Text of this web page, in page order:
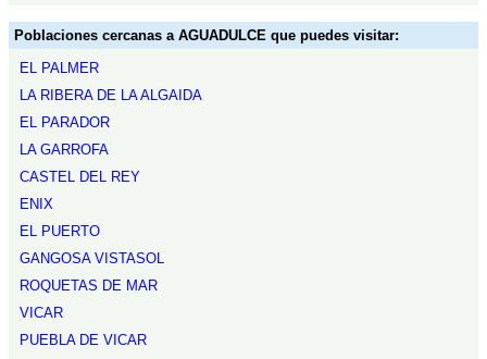
Poblaciones cercanas a AGUADULCE que puedes visitar:
EL PALMER
LA RIBERA DE LA ALGAIDA
EL PARADOR
LA GARROFA
CASTEL DEL REY
ENIX
EL PUERTO
GANGOSA VISTASOL
ROQUETAS DE MAR
VICAR
PUEBLA DE VICAR